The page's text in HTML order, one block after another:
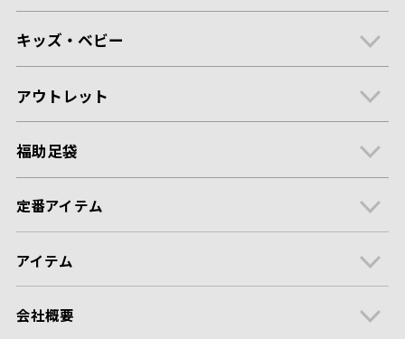
キッズ・ベビー
アウトレット
福助足袋
定番アイテム
アイテム
会社概要